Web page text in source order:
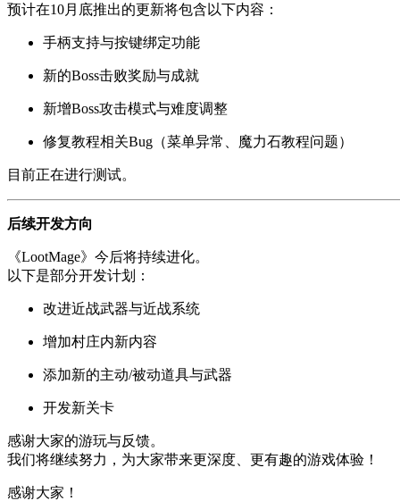
预计在10月底推出的更新将包含以下内容：
手柄支持与按键绑定功能
新的Boss击败奖励与成就
新增Boss攻击模式与难度调整
修复教程相关Bug（菜单异常、魔力石教程问题）
目前正在进行测试。
后续开发方向
《LootMage》今后将持续进化。
以下是部分开发计划：
改进近战武器与近战系统
增加村庄内新内容
添加新的主动/被动道具与武器
开发新关卡
感谢大家的游玩与反馈。
我们将继续努力，为大家带来更深度、更有趣的游戏体验！
感谢大家！